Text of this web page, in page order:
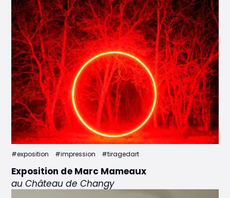
#exposition #impression #tiragedart
Exposition de Marc Mameaux
au Château de Changy